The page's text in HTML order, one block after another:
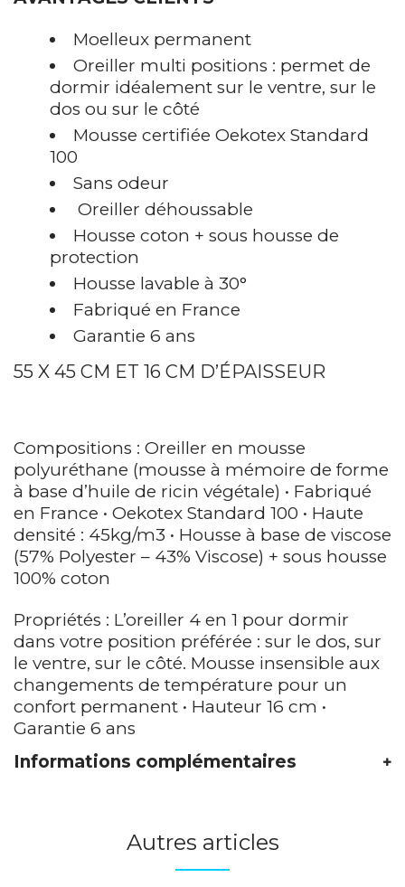
Moelleux permanent
Oreiller multi positions : permet de
dormir idéalement sur le ventre, sur le
dos ou sur le côté
Mousse certifiée Oekotex Standard
100
Sans odeur
Oreiller déhoussable
Housse coton + sous housse de
protection
Housse lavable à 30°
Fabriqué en France
Garantie 6 ans
55 X 45 CM ET 16 CM D’ÉPAISSEUR
Compositions : Oreiller en mousse
polyuréthane (mousse à mémoire de forme
à base d’huile de ricin végétale) • Fabriqué
en France • Oekotex Standard 100 • Haute
densité : 45kg/m3 • Housse à base de viscose
(57% Polyester – 43% Viscose) + sous housse
100% coton
Propriétés : L’oreiller 4 en 1 pour dormir
dans votre position préférée : sur le dos, sur
le ventre, sur le côté. Mousse insensible aux
changements de température pour un
confort permanent • Hauteur 16 cm •
Garantie 6 ans
Informations complémentaires
Autres articles